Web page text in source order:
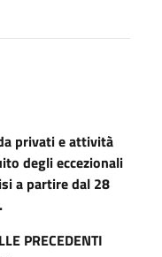
privati e attività
degli eccezionali
a partire dal 28
PRECEDENTI